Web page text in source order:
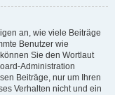
an, wie viele Beiträge
Benutzer wie
Sie den Wortlaut
Administration
Beiträge, nur um Ihren
Verhalten nicht und ein